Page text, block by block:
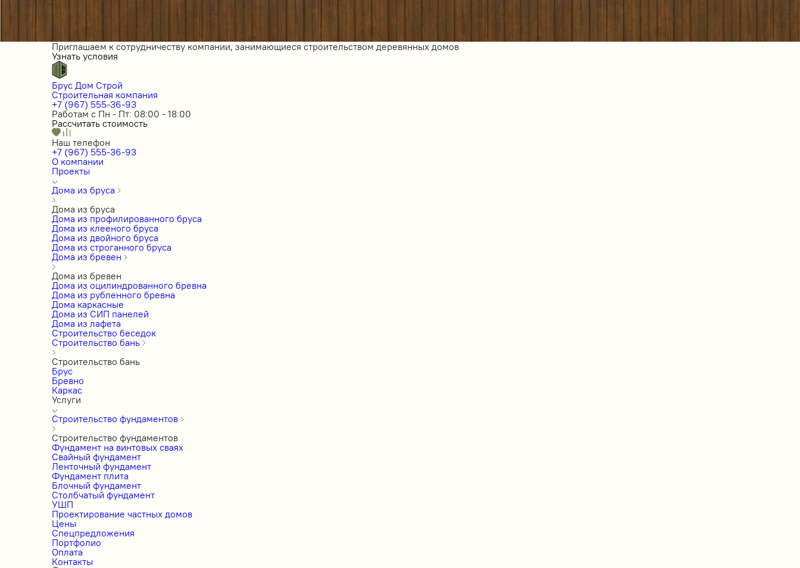
Приглашаем к сотрудничеству компании, занимающиеся строительством деревянных домов
Узнать условия
Брус Дом Строй
Строительная компания
+7 (967) 555-36-93
Работам с Пн - Пт: 08:00 - 18:00
Рассчитать стоимость
Наш телефон
+7 (967) 555-36-93
О компании
Проекты
Дома из бруса
Дома из бруса
Дома из профилированного бруса
Дома из клееного бруса
Дома из двойного бруса
Дома из строганного бруса
Дома из бревен
Дома из бревен
Дома из оцилиндрованного бревна
Дома из рубленного бревна
Дома каркасные
Дома из СИП панелей
Дома из лафета
Строительство беседок
Строительство бань
Строительство бань
Брус
Бревно
Каркас
Услуги
Строительство фундаментов
Строительство фундаментов
Фундамент на винтовых сваях
Свайный фундамент
Ленточный фундамент
Фундамент плита
Блочный фундамент
Столбчатый фундамент
УШП
Проектирование частных домов
Цены
Спецпредложения
Портфолио
Оплата
Контакты